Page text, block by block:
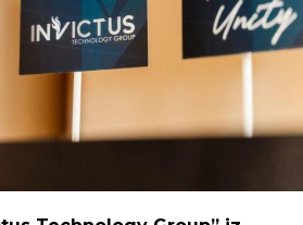
mogu uspješno djelovati i u
centri, ali zahtijeva
koja će omogućiti dugoročnu